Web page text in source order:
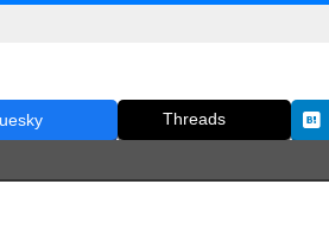
Threads